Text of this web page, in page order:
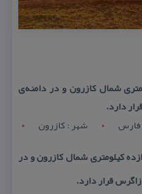
شمال كازرون و در دامنه‌ی
دارد.
فارس شهر : کازرون
كیلومتری شمال كازرون و در
قرار دارد.